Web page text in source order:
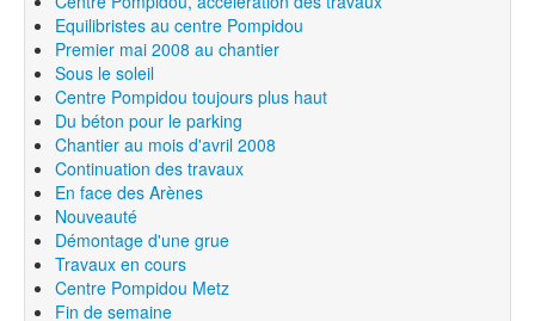
Equilibristes au centre Pompidou
Premier mai 2008 au chantier
Sous le soleil
Centre Pompidou toujours plus haut
Du béton pour le parking
Chantier au mois d'avril 2008
Continuation des travaux
En face des Arènes
Nouveauté
Démontage d'une grue
Travaux en cours
Centre Pompidou Metz
Fin de semaine